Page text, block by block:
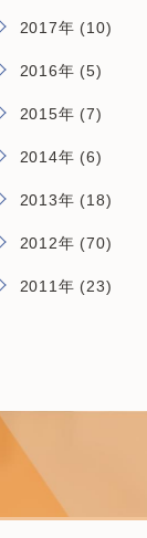
2017年 (10)
2016年 (5)
2015年 (7)
2014年 (6)
2013年 (18)
2012年 (70)
2011年 (23)